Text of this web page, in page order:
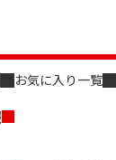
お気に入り一覧